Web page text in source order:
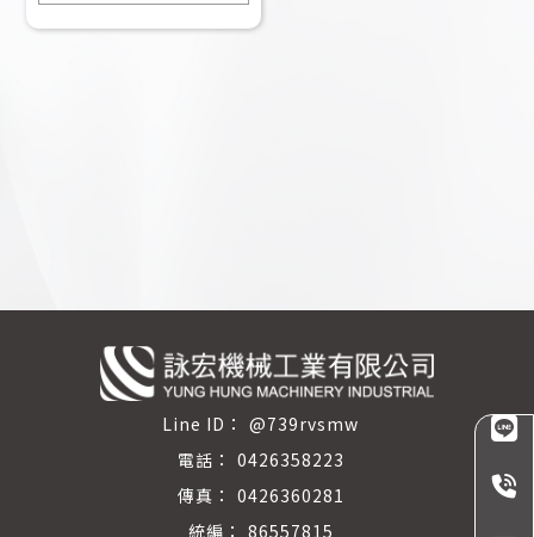
@739rvsmw
0426358223
0426360281
86557815